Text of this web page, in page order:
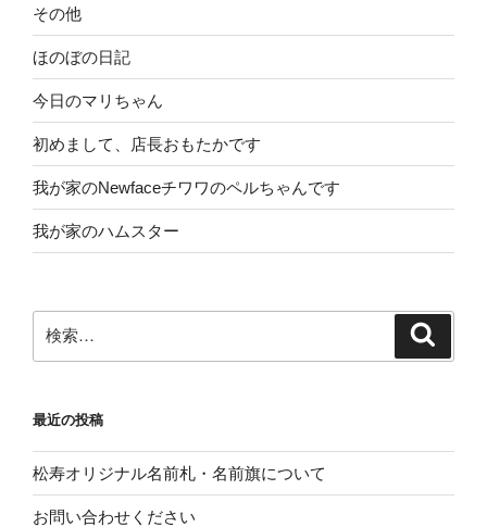
その他
ほのぼの日記
今日のマリちゃん
初めまして、店長おもたかです
我が家のNewfaceチワワのペルちゃんです
我が家のハムスター
索:
最近の投稿
松寿オリジナル名前札・名前旗について
お問い合わせください